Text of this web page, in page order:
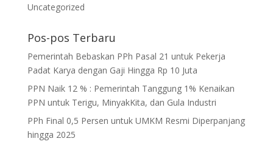
Uncategorized
Pos-pos Terbaru
Pemerintah Bebaskan PPh Pasal 21 untuk Pekerja
Padat Karya dengan Gaji Hingga Rp 10 Juta
PPN Naik 12 % : Pemerintah Tanggung 1% Kenaikan
PPN untuk Terigu, MinyakKita, dan Gula Industri
PPh Final 0,5 Persen untuk UMKM Resmi Diperpanjang
hingga 2025